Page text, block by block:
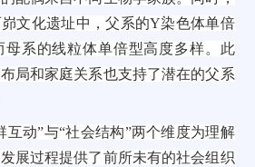
文化遗址中，父系的Y染色体单倍
母系的线粒体单倍型高度多样。此
局和家庭关系也支持了潜在的父系
互动”与“社会结构”两个维度为理解
展过程提供了前所未有的社会组织